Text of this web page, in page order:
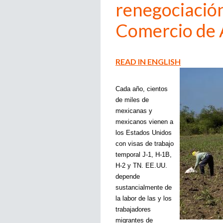
Comercio de
READ IN ENGLISH
Cada año, cientos
de miles de
mexicanas y
mexicanos vienen a
los Estados Unidos
con visas de trabajo
temporal J-1, H-1B,
H-2 y TN. EE.UU.
depende
sustancialmente de
la labor de las y los
trabajadores
migrantes de